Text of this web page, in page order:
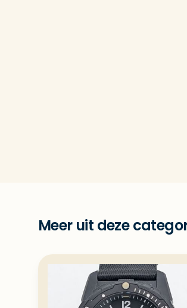
Meer uit deze